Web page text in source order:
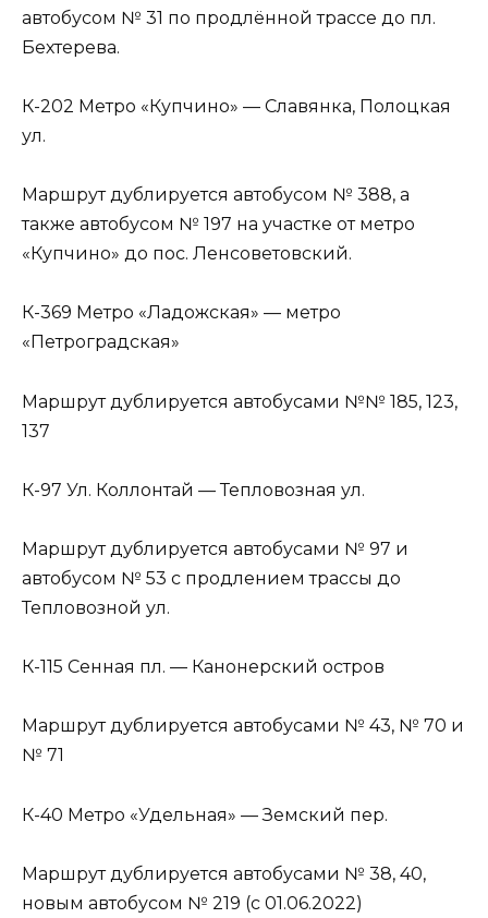
автобусом № 31 по продлённой трассе до пл.
Бехтерева.
К-202 Метро «Купчино» — Славянка, Полоцкая
ул.
Маршрут дублируется автобусом № 388, а
также автобусом № 197 на участке от метро
«Купчино» до пос. Ленсоветовский.
К-369 Метро «Ладожская» — метро
«Петроградская»
Маршрут дублируется автобусами №№ 185, 123,
137
К-97 Ул. Коллонтай — Тепловозная ул.
Маршрут дублируется автобусами № 97 и
автобусом № 53 с продлением трассы до
Тепловозной ул.
К-115 Сенная пл. — Канонерский остров
Маршрут дублируется автобусами № 43, № 70 и
№ 71
К-40 Метро «Удельная» — Земский пер.
Маршрут дублируется автобусами № 38, 40,
новым автобусом № 219 (с 01.06.2022)